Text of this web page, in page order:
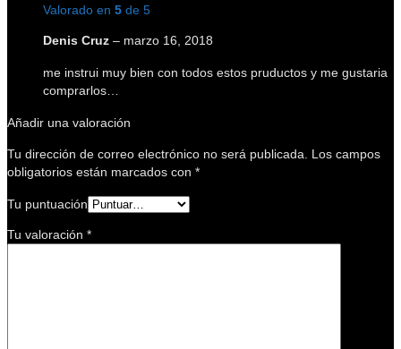
Valorado en 5 de 5
Denis Cruz – marzo 16, 2018
me instrui muy bien con todos estos pruductos y me gustaria
comprarlos…
Añadir una valoración
Tu dirección de correo electrónico no será publicada.
Los campos
obligatorios están marcados con *
Tu puntuación
Tu valoración *